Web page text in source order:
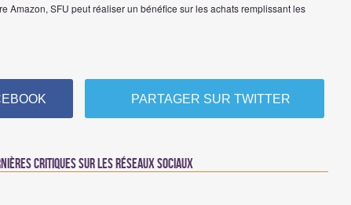
Amazon, SFU peut réaliser un bénéfice sur les achats remplissant les
PARTAGER SUR TWITTER
critiques sur les réseaux sociaux